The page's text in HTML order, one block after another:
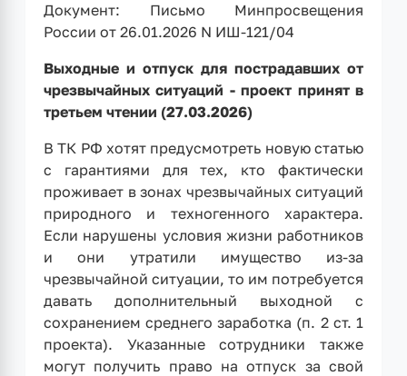
Документ: Письмо Минпросвещения
России от 26.01.2026 N ИШ-121/04
Выходные и отпуск для пострадавших от
чрезвычайных ситуаций - проект принят в
третьем чтении (27.03.2026)
В ТК РФ хотят предусмотреть новую статью
с гарантиями для тех, кто фактически
проживает в зонах чрезвычайных ситуаций
природного и техногенного характера.
Если нарушены условия жизни работников
и они утратили имущество из-за
чрезвычайной ситуации, то им потребуется
давать дополнительный выходной с
сохранением среднего заработка (п. 2 ст. 1
проекта). Указанные сотрудники также
могут получить право на отпуск за свой